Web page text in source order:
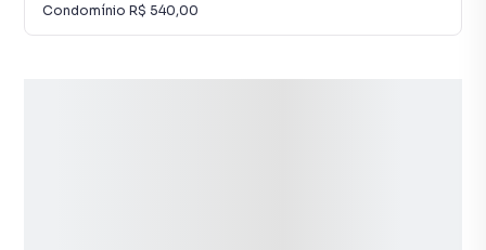
Condomínio R$ 540,00